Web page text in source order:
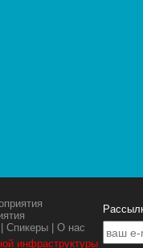
|Спикеры |О нас
инфраструктуры